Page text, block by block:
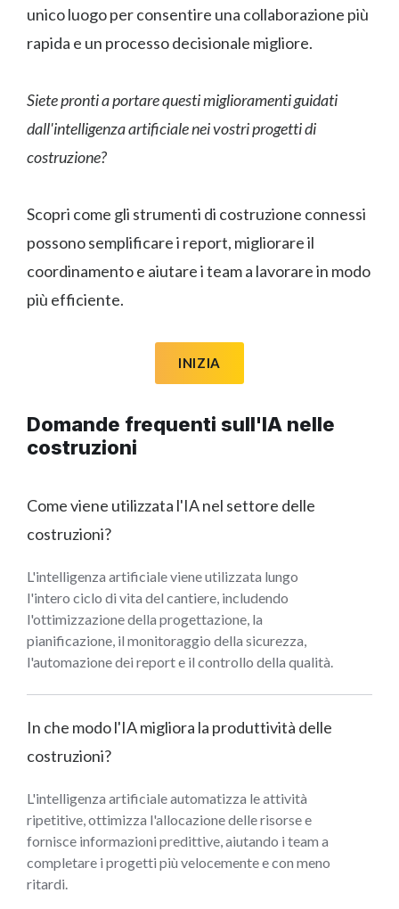
unico luogo per consentire una collaborazione più
rapida e un processo decisionale migliore.
Siete pronti a portare questi miglioramenti guidati
dall'intelligenza artificiale nei vostri progetti di
costruzione?
Scopri come gli strumenti di costruzione connessi
possono semplificare i report, migliorare il
coordinamento e aiutare i team a lavorare in modo
più efficiente.
INIZIA
Domande frequenti sull'IA nelle
costruzioni
Come viene utilizzata l'IA nel settore delle
costruzioni?
L'intelligenza artificiale viene utilizzata lungo
l'intero ciclo di vita del cantiere, includendo
l'ottimizzazione della progettazione, la
pianificazione, il monitoraggio della sicurezza,
l'automazione dei report e il controllo della qualità.
In che modo l'IA migliora la produttività delle
costruzioni?
L'intelligenza artificiale automatizza le attività
ripetitive, ottimizza l'allocazione delle risorse e
fornisce informazioni predittive, aiutando i team a
completare i progetti più velocemente e con meno
ritardi.